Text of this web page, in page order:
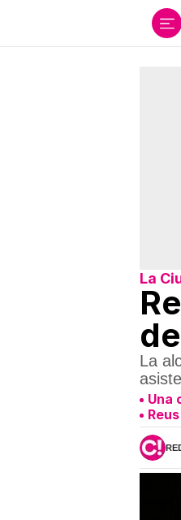
La
La
Una